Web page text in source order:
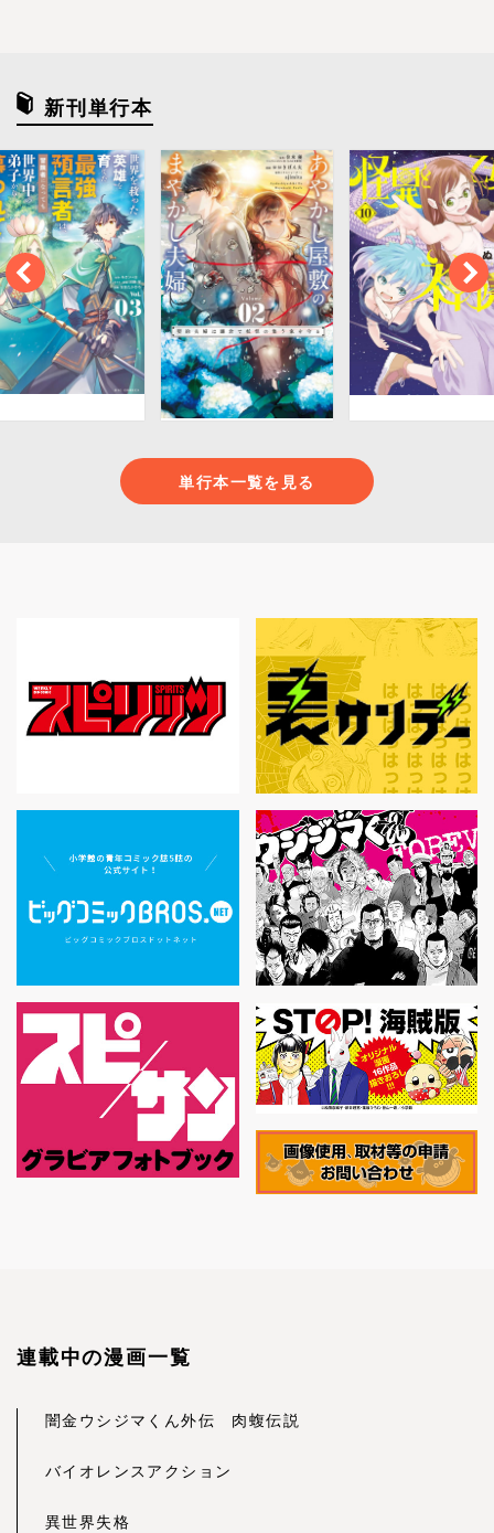
新刊単行本
単行本一覧を見る
連載中の漫画一覧
闇金ウシジマくん外伝 肉蝮伝説
バイオレンスアクション
異世界失格